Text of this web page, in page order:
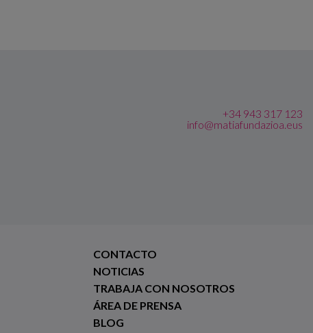
+34 943 317 123
info@matiafundazioa.eus
CONTACTO
NOTICIAS
TRABAJA CON NOSOTROS
ÁREA DE PRENSA
BLOG